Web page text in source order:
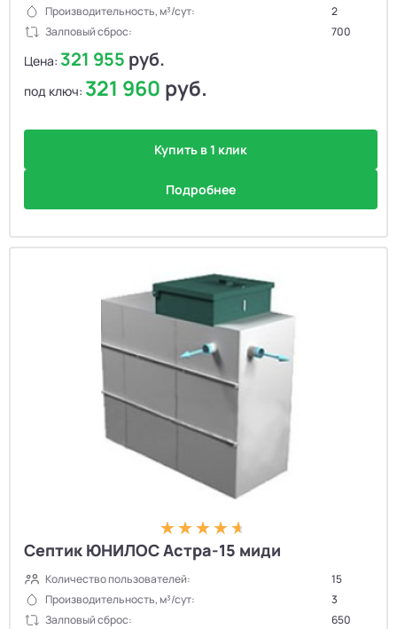
Производительность, м³/сут:
2
Залповый сброс:
700
Цена: 321 955 руб.
под ключ: 321 960 руб.
Купить в 1 клик
Подробнее
Септик ЮНИЛОС Астра-15 миди
Количество пользователей:
15
Производительность, м³/сут:
3
Залповый сброс:
650